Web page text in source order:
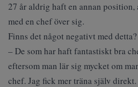
27 år aldrig haft en annan
med en chef över sig.
Finns det något negativt med detta?
– De som har haft fantastiskt bra
eftersom man lär sig mycket om
chef. Jag fick mer träna själv